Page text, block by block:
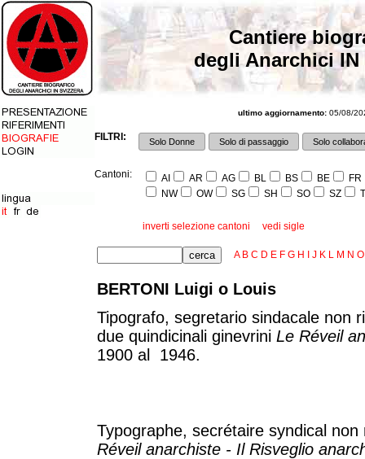
Cantiere
degli Anarchici IN
ultimo aggiornamento: 05/08/
FILTRI: Solo Donne Solo di passaggio Solo
Cantoni: AI AR AG BL BS BE
FR
NW
OW SG SH SO SZ
inverti selezione cantoni vedi sigle
A B C D E F G H J K L M N O
BERTONI Luigi o Louis
Tipografo, segretario sindacale non
due quindicinali ginevrini Le Réveil
1900 al 1946.
Typographe, secrétaire syndical
Réveil anarchiste - Il Risveglio